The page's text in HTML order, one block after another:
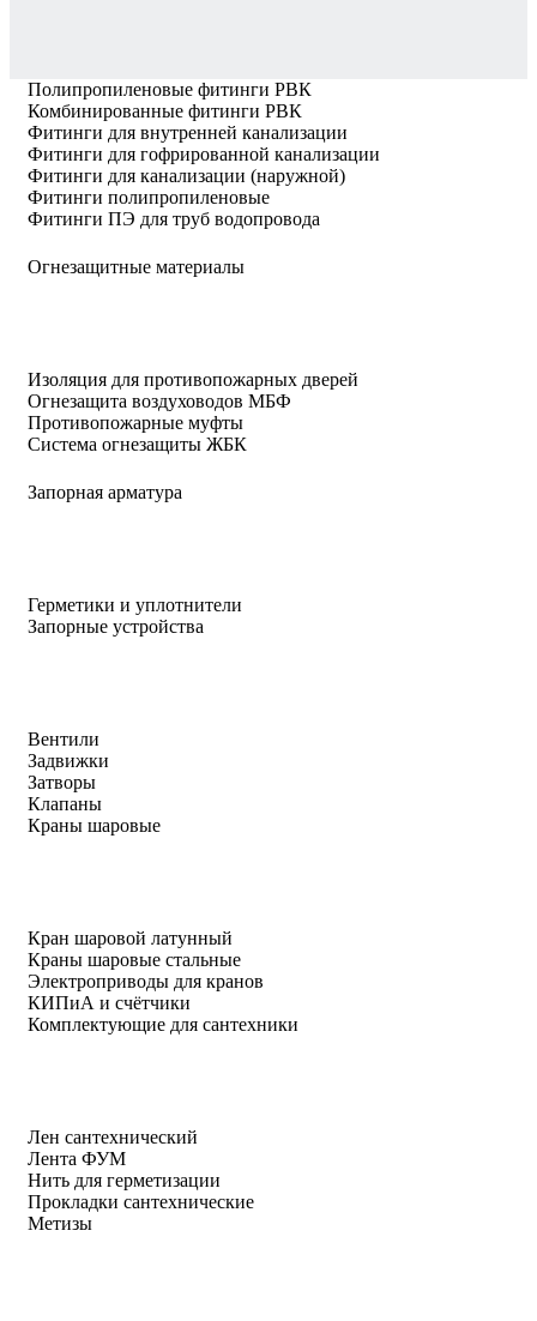
Полипропиленовые фитинги РВК
Комбинированные фитинги РВК
Фитинги для внутренней канализации
Фитинги для гофрированной канализации
Фитинги для канализации (наружной)
Фитинги полипропиленовые
Фитинги ПЭ для труб водопровода
Огнезащитные материалы
Изоляция для противопожарных дверей
Огнезащита воздуховодов МБФ
Противопожарные муфты
Система огнезащиты ЖБК
Запорная арматура
Герметики и уплотнители
Запорные устройства
Вентили
Задвижки
Затворы
Клапаны
Краны шаровые
Кран шаровой латунный
Краны шаровые стальные
Электроприводы для кранов
КИПиА и счётчики
Комплектующие для сантехники
Лен сантехнический
Лента ФУМ
Нить для герметизации
Прокладки сантехнические
Метизы